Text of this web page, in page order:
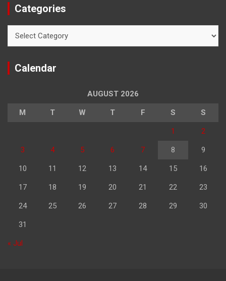
Categories
Calendar
AUGUST 2026
M T W T F S S
1 2
3 4 5 6 7 8 9
10 11 12 13 14 15 16
17 18 19 20 21 22 23
24 25 26 27 28 29 30
31
« Jul